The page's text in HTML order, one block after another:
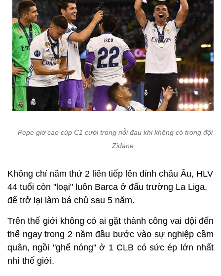
Pepe giơ cao cúp C1 cười trong nỗi đau khi không có trong đội
Zidane
Không chỉ năm thứ 2 liên tiếp lên đỉnh châu Âu, HLV
44 tuổi còn "loại" luôn Barca ở đấu trường La Liga,
để trở lại làm bá chủ sau 5 năm.
Trên thế giới không có ai gặt thành công vai dội đến
thế ngay trong 2 năm đầu bước vào sự nghiệp cầm
quân, ngồi "ghế nóng" ở 1 CLB có sức ép lớn nhất
nhì thế giới.